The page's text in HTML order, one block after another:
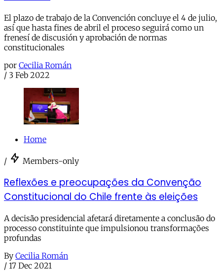
El plazo de trabajo de la Convención concluye el 4 de julio,
así que hasta fines de abril el proceso seguirá como un
frenesí de discusión y aprobación de normas
constitucionales
por Cecilia Román
/ 3 Feb 2022
Home
/ Members-only
Reflexões e preocupações da Convenção
Constitucional do Chile frente às eleições
A decisão presidencial afetará diretamente a conclusão do
processo constituinte que impulsionou transformações
profundas
By Cecilia Román
/ 17 Dec 2021